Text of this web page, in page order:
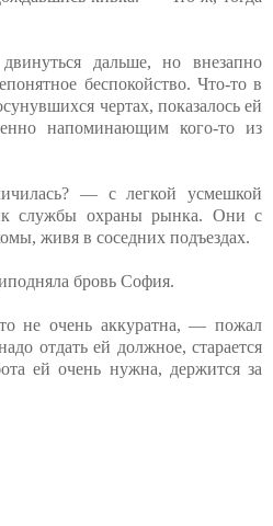
дальше, но внезапно
беспокойство. Что-то в
чертах, показалось ей
напоминающим кого-то из
— с легкой усмешкой
службы охраны рынка. Они с
живя в соседних подъездах.
бровь София.
не очень аккуратна, — пожал
отдать ей должное, старается
ей очень нужна, держится за